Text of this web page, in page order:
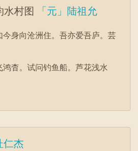
水村图 「元」陆祖允
今身向沧洲住。吾亦爱吾庐。芸
杳。试问钓鱼船。芦花浅水
仁杰